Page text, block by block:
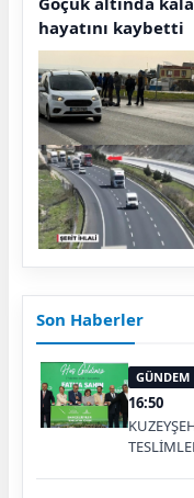
hayatını kaybetti
Son Haberler
GÜNDEM
16:50